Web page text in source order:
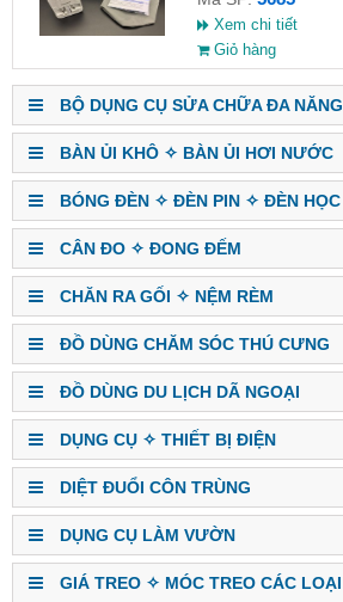
Xem chi tiết
Giỏ hàng
BỘ DỤNG CỤ SỬA CHỮA ĐA NĂNG
BÀN ỦI KHÔ ✧ BÀN ỦI HƠI NƯỚC
BÓNG ĐÈN ✧ ĐÈN PIN ✧ ĐÈN HỌC
CÂN ĐO ✧ ĐONG ĐẾM
CHĂN RA GỐI ✧ NỆM RÈM
ĐỒ DÙNG CHĂM SÓC THÚ CƯNG
ĐỒ DÙNG DU LỊCH DÃ NGOẠI
DỤNG CỤ ✧ THIẾT BỊ ĐIỆN
DIỆT ĐUỔI CÔN TRÙNG
DỤNG CỤ LÀM VƯỜN
GIÁ TREO ✧ MÓC TREO CÁC LOẠI